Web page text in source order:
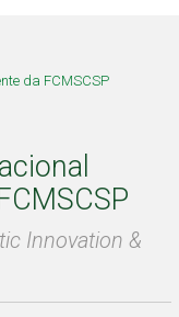
da FCMSCSP
Innovation &